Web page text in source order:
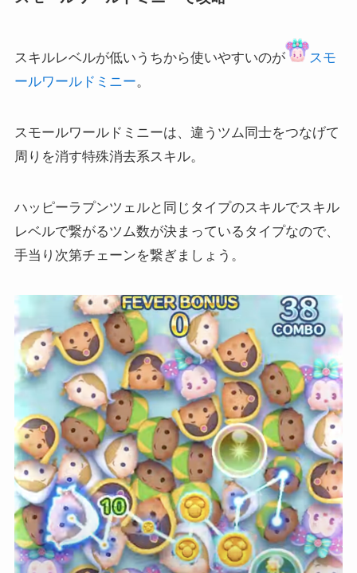
スキルレベルが低いうちから使いやすいのが
スモ
ールワールドミニー。
スモールワールドミニーは、違うツム同士をつなげて
周りを消す特殊消去系スキル。
ハッピーラプンツェルと同じタイプのスキルでスキル
レベルで繋がるツム数が決まっているタイプなので、
手当り次第チェーンを繋ぎましょう。